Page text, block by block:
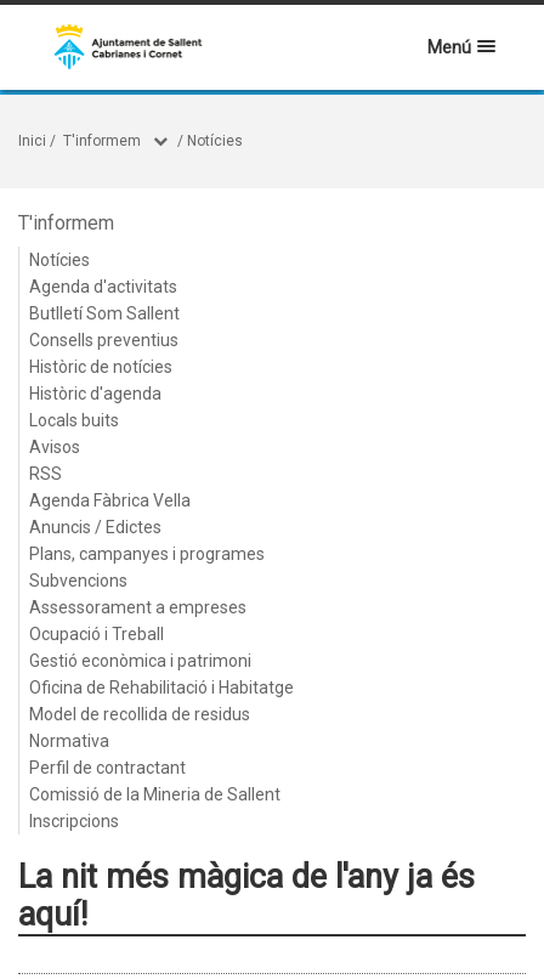
Menú
Inici / T'informem / Notícies
T'informem
Notícies
Agenda d'activitats
Butlletí Som Sallent
Consells preventius
Històric de notícies
Històric d'agenda
Locals buits
Avisos
RSS
Agenda Fàbrica Vella
Anuncis / Edictes
Plans, campanyes i programes
Subvencions
Assessorament a empreses
Ocupació i Treball
Gestió econòmica i patrimoni
Oficina de Rehabilitació i Habitatge
Model de recollida de residus
Normativa
Perfil de contractant
Comissió de la Mineria de Sallent
Inscripcions
La nit més màgica de l'any ja és
aquí!